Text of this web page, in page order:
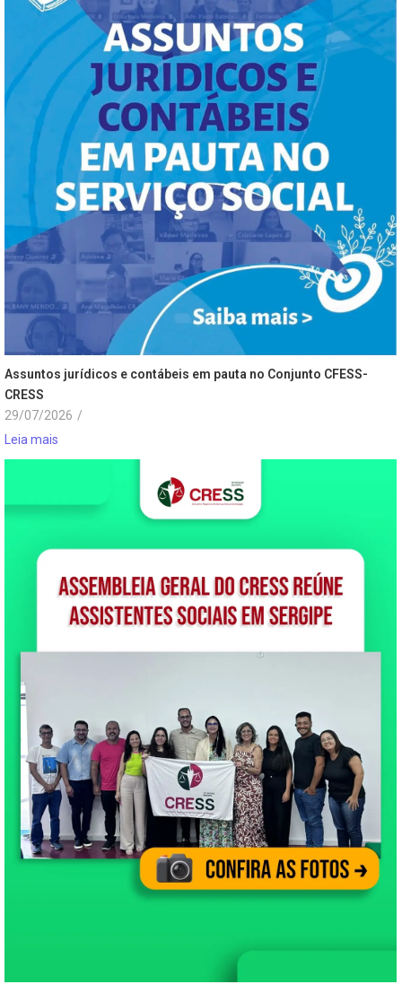
Assuntos jurídicos e contábeis em pauta no Conjunto CFESS-
CRESS
29/07/2026 /
Leia mais